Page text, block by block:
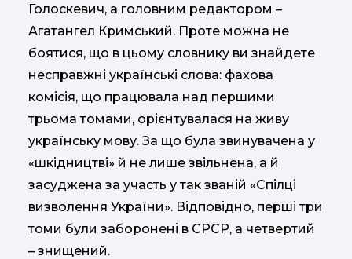
Голоскевич, а головним редактором –
Агатангел Кримський. Проте можна не
боятися, що в цьому словнику ви знайдете
несправжні українські слова: фахова
комісія, що працювала над першими
трьома томами, орієнтувалася на живу
українську мову. За що була звинувачена у
«шкідництві» й не лише звільнена, а й
засуджена за участь у так званій «Спілці
визволення України». Відповідно, перші три
томи були заборонені в СРСР, а четвертий
– знищений.